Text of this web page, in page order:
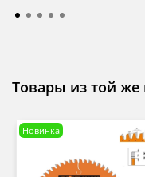
Товары из той же
Новинка